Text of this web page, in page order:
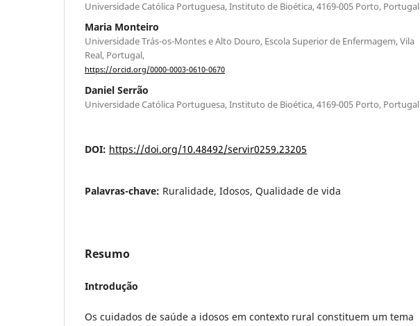
Universidade Católica Portuguesa, Instituto de Bioética, 4169-005 Porto, Portugal
Maria Monteiro
Universidade Trás-os-Montes e Alto Douro, Escola Superior de Enfermagem, Vila
Real, Portugal,
https://orcid.org/0000-0003-0610-0670
Daniel Serrão
Universidade Católica Portuguesa, Instituto de Bioética, 4169-005 Porto, Portugal
DOI: https://doi.org/10.48492/servir0259.23205
Palavras-chave: Ruralidade, Idosos, Qualidade de vida
Resumo
Introdução
Os cuidados de saúde a idosos em contexto rural constituem um tema